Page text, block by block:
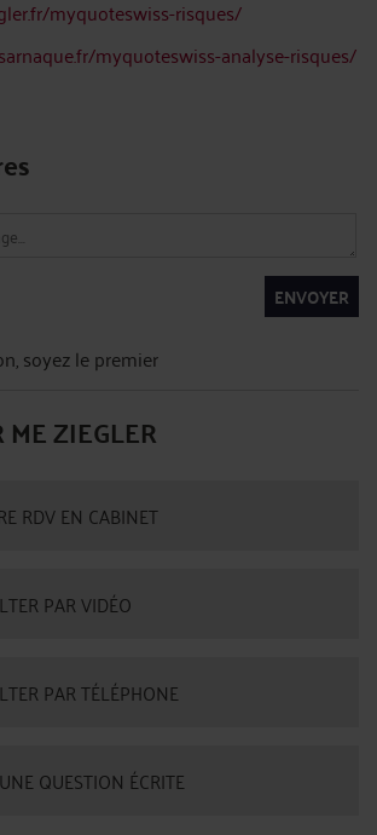
myquoteswiss-risques/
myquoteswiss-analyse-risques/
ENVOYER
soyez le premier
ZIEGLER
RDV EN CABINET
PAR VIDÉO
PAR TÉLÉPHONE
QUESTION ÉCRITE